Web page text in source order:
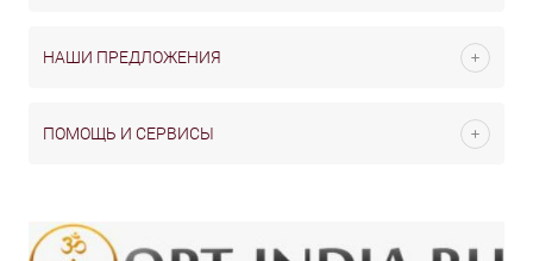
НАШИ ПРЕДЛОЖЕНИЯ
ПОМОЩЬ И СЕРВИСЫ